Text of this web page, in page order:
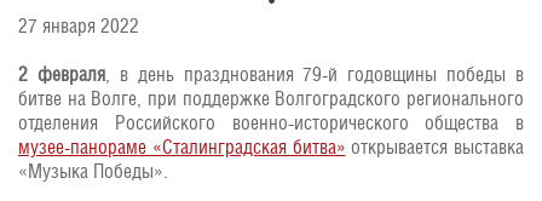
27 января 2022
2 февраля, в день празднования 79-й годовщины победы в
битве на Волге, при поддержке Волгоградского регионального
отделения Российского военно-исторического общества в
музее-панораме «Сталинградская битва» открывается выставка
«Музыка Победы».